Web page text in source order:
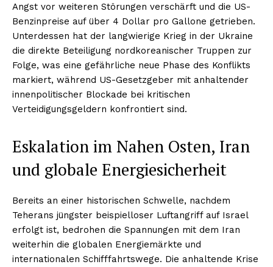
Angst vor weiteren Störungen verschärft und die US-
Benzinpreise auf über 4 Dollar pro Gallone getrieben.
Unterdessen hat der langwierige Krieg in der Ukraine
die direkte Beteiligung nordkoreanischer Truppen zur
Folge, was eine gefährliche neue Phase des Konflikts
markiert, während US-Gesetzgeber mit anhaltender
innenpolitischer Blockade bei kritischen
Verteidigungsgeldern konfrontiert sind.
Eskalation im Nahen Osten, Iran
und globale Energiesicherheit
Bereits an einer historischen Schwelle, nachdem
Teherans jüngster beispielloser Luftangriff auf Israel
erfolgt ist, bedrohen die Spannungen mit dem Iran
weiterhin die globalen Energiemärkte und
internationalen Schifffahrtswege. Die anhaltende Krise